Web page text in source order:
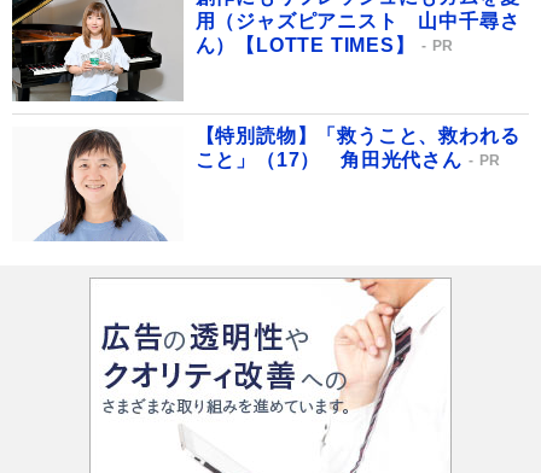
用（ジャズピアニスト 山中千尋さ
ん）【LOTTE TIMES】
PR
【特別読物】「救うこと、救われる
こと」（17） 角田光代さん
PR